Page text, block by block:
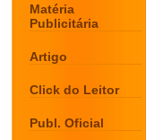
Matéria
Publicitária
Artigo
Click do Leitor
Publ. Oficial